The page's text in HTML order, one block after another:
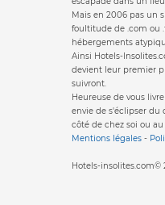
Mais en 2006 pas un
foultitude de .com ou
hébergements
Ainsi Hotels-
devient leur premier
suivront.
Heureuse de vous
envie de s'éclipser du
côté de chez soi ou
Mentions légales -
Hotels-insolites.com©